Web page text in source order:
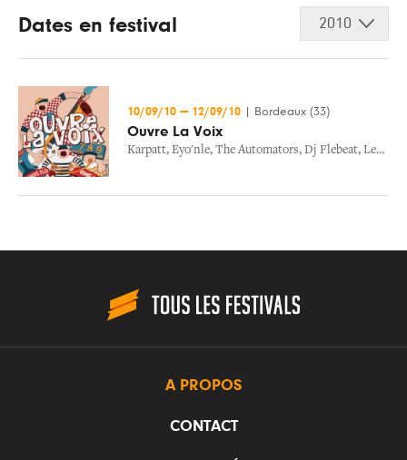
Dates en festival 2010
10/09/10 — 12/09/10 Bordeaux (33)
Ouvre La Voix
Karpatt, Eyo'nle, The Automators, Dj Flebeat, Les Freres Brothers
A PROPOS
CONTACT